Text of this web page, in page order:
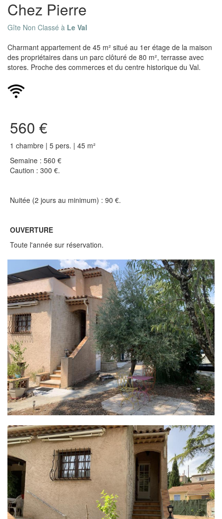
Chez Pierre
Gîte Non Classé à Le Val
Charmant appartement de 45 m² situé au 1er étage de la maison
des propriétaires dans un parc clôturé de 80 m², terrasse avec
stores. Proche des commerces et du centre historique du Val.
560 €
1 chambre | 5 pers. | 45 m²
Semaine : 560 €
Caution : 300 €.
Nuitée (2 jours au minimum) : 90 €.
OUVERTURE
Toute l'année sur réservation.